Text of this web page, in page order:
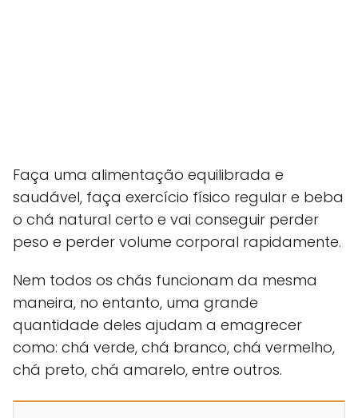
Faça uma alimentação equilibrada e
saudável, faça exercício físico regular e beba
o chá natural certo e vai conseguir perder
peso e perder volume corporal rapidamente.
Nem todos os chás funcionam da mesma
maneira, no entanto, uma grande
quantidade deles ajudam a emagrecer
como: chá verde, chá branco, chá vermelho,
chá preto, chá amarelo, entre outros.